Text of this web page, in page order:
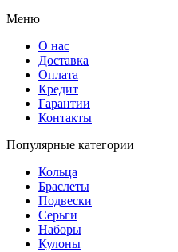
Меню
О нас
Доставка
Оплата
Кредит
Гарантии
Контакты
Популярные категории
Кольца
Браслеты
Подвески
Серьги
Наборы
Кулоны